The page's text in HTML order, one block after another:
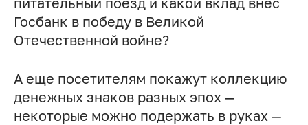
Госбанк в победу в Великой
Отечественной войне?
А еще посетителям покажут коллекцию
денежных знаков разных эпох —
некоторые можно подержать в руках —